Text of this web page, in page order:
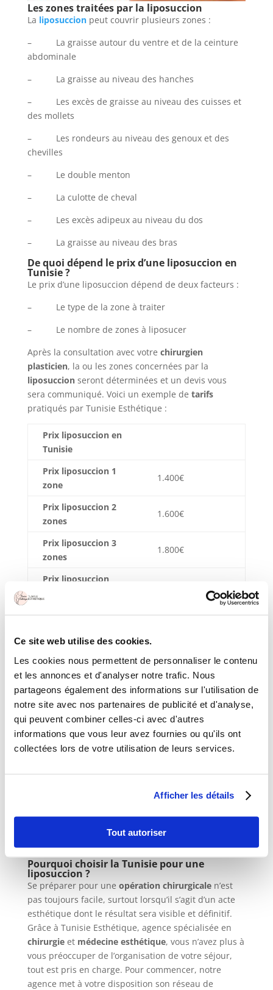
Ce site web utilise des cookies.
Les cookies nous permettent de personnaliser le contenu
et les annonces et d'analyser notre trafic. Nous
partageons également des informations sur l'utilisation de
notre site avec nos partenaires de publicité et d'analyse,
qui peuvent combiner celles-ci avec d'autres
informations que vous leur avez fournies ou qu'ils ont
collectées lors de votre utilisation de leurs services.
Afficher les détails
Tout autoriser
Les zones traitées par la liposuccion
La liposuccion peut couvrir plusieurs zones :
– La graisse autour du ventre et de la ceinture
abdominale
– La graisse au niveau des hanches
– Les excès de graisse au niveau des cuisses et
des mollets
– Les rondeurs au niveau des genoux et des
chevilles
– Le double menton
– La culotte de cheval
– Les excès adipeux au niveau du dos
– La graisse au niveau des bras
De quoi dépend le prix d’une liposuccion en
Tunisie ?
Le prix d’une liposuccion dépend de deux facteurs :
– Le type de la zone à traiter
– Le nombre de zones à liposucer
Après la consultation avec votre chirurgien
plasticien, la ou les zones concernées par la
liposuccion seront déterminées et un devis vous
sera communiqué. Voici un exemple de tarifs
pratiqués par Tunisie Esthétique :
Prix liposuccion en
Tunisie
Prix liposuccion 1
zone
1.400€
Prix liposuccion 2
zones
1.600€
Prix liposuccion 3
zones
1.800€
Prix liposuccion
Tarifs liposuccion en Tunisie
inférieurs qu’en France, bien que la qualité des soins
et des services soit comparables. En effet, les
chirurgiens tunisienssont souvent diplômés de
facultés de médecine françaises. De plus, les
cliniques esthétiquespossèdent un équipement
moderne et haut de gamme pour répondre aux
exigences des normes internationales.
offre la possibilité de payer la moitié du prix, pour
un séjour tout compris, afin de vous permettre de
vous rétablir dans les meilleures conditions avant de
Pourquoi choisir la Tunisie pour une
liposuccion ?
Se préparer pour une opération chirurgicalen’est
pas toujours facile, surtout lorsqu’il s’agit d’un acte
esthétique dont le résultat sera visible et définitif.
Grâce à Tunisie Esthétique, agence spécialisée en
chirurgieet médecine esthétique, vous n’avez plus à
vous préoccuper de l’organisation de votre séjour,
tout est pris en charge. Pour commencer, notre
agence met à votre disposition son réseau de